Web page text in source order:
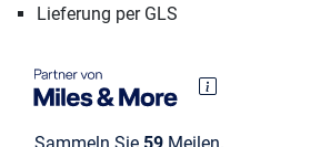
Lieferung per GLS